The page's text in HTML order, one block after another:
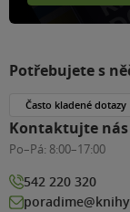
Potřebujete s
Často kladené dotazy
Kontaktujte nás
Po–Pá: 8:00–17:00
542 220 320